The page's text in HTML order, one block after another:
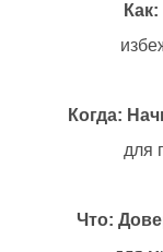
Когда:
для
Что: